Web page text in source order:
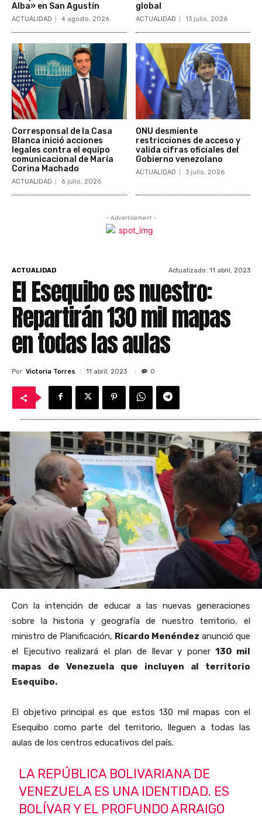
Alba» en San Agustín
ACTUALIDAD 4 agosto, 2026
global
ACTUALIDAD 13 julio, 2026
Corresponsal de la Casa
Blanca inició acciones
legales contra el equipo
comunicacional de María
Corina Machado
ACTUALIDAD 6 julio, 2026
ONU desmiente
restricciones de acceso y
valida cifras oficiales del
Gobierno venezolano
ACTUALIDAD 3 julio, 2026
- Advertisement -